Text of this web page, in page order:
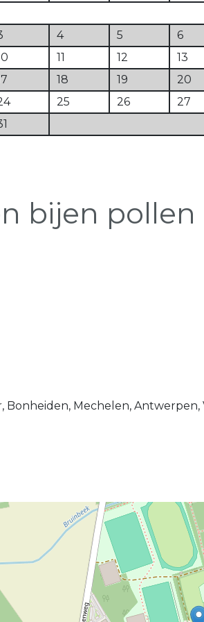
4 5 6
11 12 13
18 19 20
25 26 27
bijen
Bonheiden, Mechelen,